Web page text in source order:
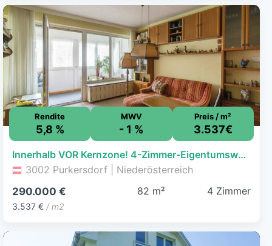
Rendite
5,8 %
MWV
- 1 %
Preis / m²
3.537€
Innerhalb VOR Kernzone! 4-Zimmer-Eigentumswohnung mit Loggia in Purkersdorf
3002 Purkersdorf | Niederösterreich
290.000 €
3.537 € / m2
82 m² 4 Zimmer